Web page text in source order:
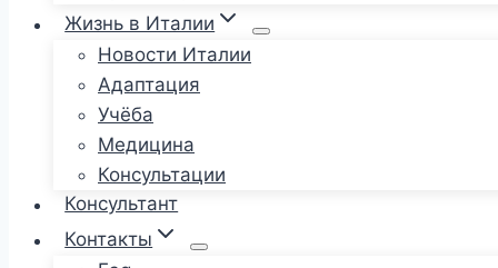
Жизнь в Италии
Новости Италии
Адаптация
Учёба
Медицина
Консультации
Консультант
Контакты